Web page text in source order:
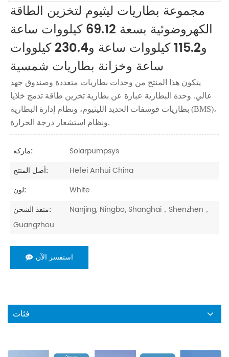
مجموعة بطاريات ليثيوم لتخزين الطاقة
الكهروضوئية بسعة 69.12 كيلووات ساعة
و115.2 كيلووات ساعة و230.4 كيلووات
ساعة وخزانة بطاريات شمسية
يتكون هذا المنتج من وحدات بطاريات متعددة وصندوق جهد
عالي. وحدة البطارية عبارة عن بطارية تخزين طاقة تدمج خلايا
بطاريات فوسفات الحديد الليثيوم، ونظام إدارة البطارية (BMS)،
ونظام استشعار درجة الحرارة.
ماركة:
Solarpumpsys
أصل المنتج:
Hefei Anhui China
لون:
White
منفذ الشحن:
Nanjing, Ningbo, Shanghai，Shenzhen，
Guangzhou
استفسر الآن
فئات